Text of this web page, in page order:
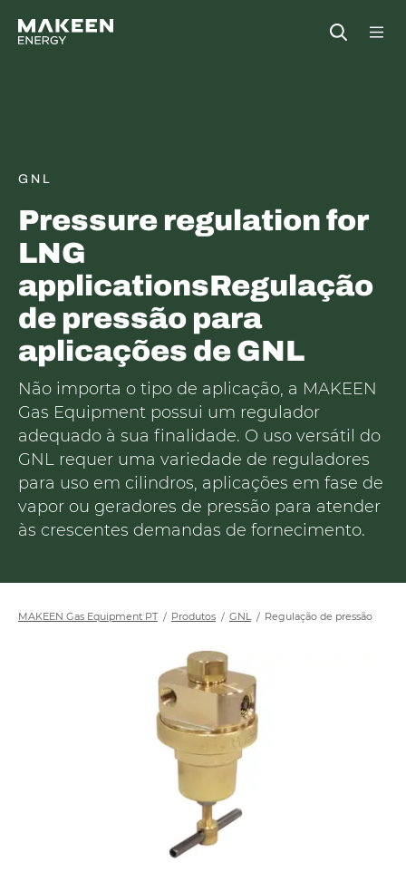
Open
GNL
Pressure regulation for
LNG
applicationsRegulação
de pressão para
aplicações de GNL
Não importa o tipo de aplicação, a MAKEEN
Gas Equipment possui um regulador
adequado à sua finalidade. O uso versátil do
GNL requer uma variedade de reguladores
para uso em cilindros, aplicações em fase de
vapor ou geradores de pressão para atender
às crescentes demandas de fornecimento.
MAKEEN Gas Equipment PT Produtos GNL Regulação de pressão